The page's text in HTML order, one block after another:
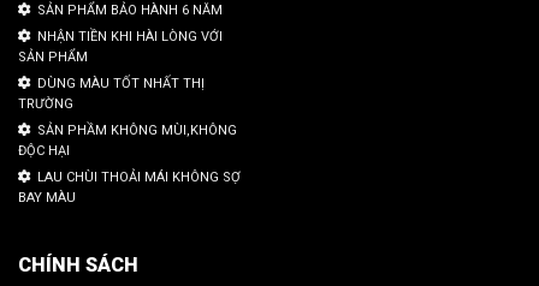
SẢN PHẨM BẢO HÀNH 6 NĂM
NHẬN TIỀN KHI HÀI LÒNG VỚI
SẢN PHẨM
DÙNG MÀU TỐT NHẤT THỊ
TRƯỜNG
SẢN PHẦM KHÔNG MÙI,KHÔNG
ĐỘC HẠI
LAU CHÙI THOẢI MÁI KHÔNG SỢ
BAY MÀU
CHÍNH SÁCH